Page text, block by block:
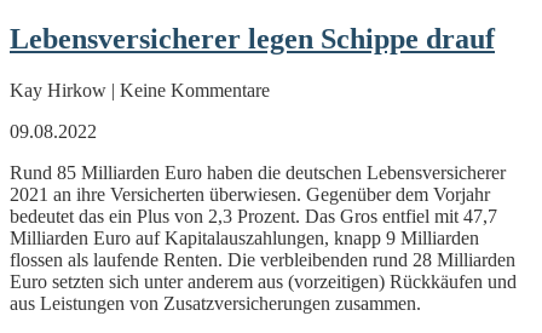
Lebensversicherer legen Schippe drauf
Kay Hirkow | Keine Kommentare
09.08.2022
Rund 85 Milliarden Euro haben die deutschen Lebensversicherer
2021 an ihre Versicherten überwiesen. Gegenüber dem Vorjahr
bedeutet das ein Plus von 2,3 Prozent. Das Gros entfiel mit 47,7
Milliarden Euro auf Kapitalauszahlungen, knapp 9 Milliarden
flossen als laufende Renten. Die verbleibenden rund 28 Milliarden
Euro setzten sich unter anderem aus (vorzeitigen) Rückkäufen und
aus Leistungen von Zusatzversicherungen zusammen.